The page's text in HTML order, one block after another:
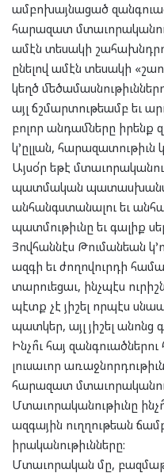
ամբոխայնացած
հարազատ
ամէն տեսակի
ընելով ամէն տեսակի
կեղծ
այլ ճշմարտութեամբ եւ
բոլոր անդամները իրենք
կ’ըլլան, հարազատութիւն
Այսօ՛ր եթէ
պատմական
անհանգստանալու եւ
պատմութիւնը եւ գալիք
Յովհաննէս Թումանեան
ազգի եւ ժողովուրդի
տարուեցաւ, ինչպէս
պէտք չէ յիշել որպէս
պատկեր, այլ յիշել անոնց
Ինչո՞ւ հայ
լուսաւոր
հարազատ
Մտաւորականութիւնը
ազգային ուղղութեան
իրականութիւնները:
Մտաւորական մը,